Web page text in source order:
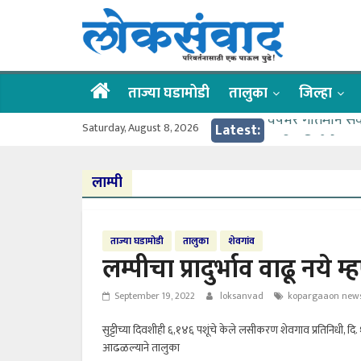
लोकसंवाद
ताज्या
घडामोडी
ताज्या घडामोडी तालुका जिल्हा
Saturday, August 8, 2026 Latest: वर्षभर गतिमान
ईच्छा आणि
लाम्पी
ताज्या घडामोडी तालुका शेवगांव
लम्पीचा प्रादुर्भाव वाढू नये
September 19, 2022 loksanvad kopargaaon
सुट्टीच्या दिवशीही ६,१४६ पशूंचे केले लसीकरण शेवगाव प्रतिनिधी,
आढळल्याने तालुका